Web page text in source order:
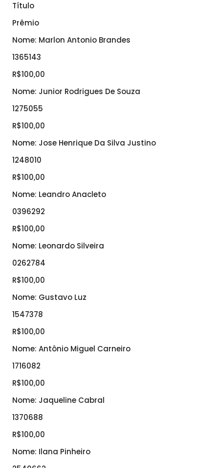
Título
Prêmio
Nome: Marlon Antonio Brandes
1365143
R$100,00
Nome: Junior Rodrigues De Souza
1275055
R$100,00
Nome: Jose Henrique Da Silva Justino
1248010
R$100,00
Nome: Leandro Anacleto
0396292
R$100,00
Nome: Leonardo Silveira
0262784
R$100,00
Nome: Gustavo Luz
1547378
R$100,00
Nome: Antônio Miguel Carneiro
1716082
R$100,00
Nome: Jaqueline Cabral
1370688
R$100,00
Nome: Ilana Pinheiro